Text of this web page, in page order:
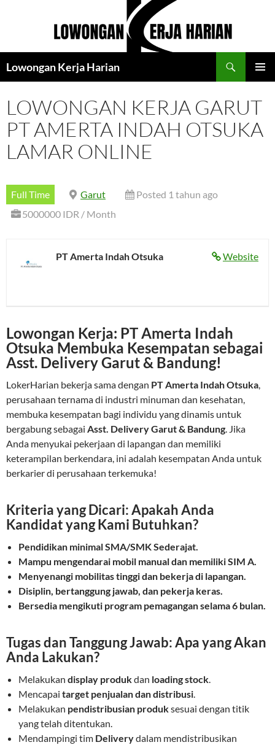
Lowongan Kerja Harian
LOWONGAN KERJA GARUT
PT AMERTA INDAH OTSUKA
LAMAR ONLINE
Full Time Garut
Posted 1 tahun ago
5000000 IDR / Month
Website
PT Amerta Indah Otsuka
Lowongan Kerja: PT Amerta Indah
Otsuka Membuka Kesempatan sebagai
Asst. Delivery Garut & Bandung!
LokerHarian bekerja sama dengan PT Amerta Indah Otsuka,
perusahaan ternama di industri minuman dan kesehatan,
membuka kesempatan bagi individu yang dinamis untuk
bergabung sebagai Asst. Delivery Garut & Bandung. Jika
Anda menyukai pekerjaan di lapangan dan memiliki
keterampilan berkendara, ini adalah kesempatan Anda untuk
berkarier di perusahaan terkemuka!
Kriteria yang Dicari: Apakah Anda
Kandidat yang Kami Butuhkan?
Pendidikan minimal SMA/SMK Sederajat.
Mampu mengendarai mobil manual dan memiliki SIM A.
Menyenangi mobilitas tinggi dan bekerja di lapangan.
Disiplin, bertanggung jawab, dan pekerja keras.
Bersedia mengikuti program pemagangan selama 6 bulan.
Tugas dan Tanggung Jawab: Apa yang Akan
Anda Lakukan?
Melakukan display produkdan loading stock.
Mencapai target penjualan dan distribusi.
Melakukan pendistribusian produksesuai dengan titik
yang telah ditentukan.
Mendampingi tim Deliverydalam mendistribusikan